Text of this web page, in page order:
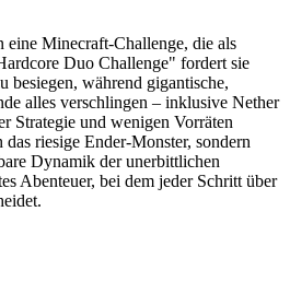
eine Minecraft-Challenge, die als
Duo Challenge" fordert sie
besiegen, während gigantische,
alles verschlingen – inklusive Nether
Strategie und wenigen Vorräten
riesige Ender-Monster, sondern
Dynamik der unerbittlichen
Abenteuer, bei dem jeder Schritt über